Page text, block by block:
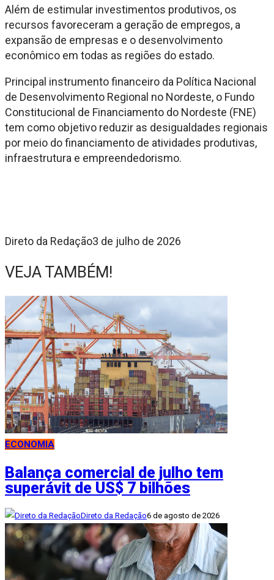
Além de estimular investimentos produtivos, os
recursos favoreceram a geração de empregos, a
expansão de empresas e o desenvolvimento
econômico em todas as regiões do estado.
Principal instrumento financeiro da Política Nacional
de Desenvolvimento Regional no Nordeste, o Fundo
Constitucional de Financiamento do Nordeste (FNE)
tem como objetivo reduzir as desigualdades regionais
por meio do financiamento de atividades produtivas,
infraestrutura e empreendedorismo.
Direto da Redação3 de julho de 2026
VEJA TAMBÉM!
ECONOMIA
Balança comercial de julho tem
superávit de US$ 7 bilhões
Direto da Redação6 de agosto de 2026